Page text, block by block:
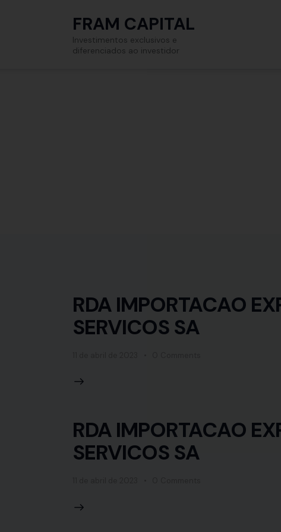
FRAM CAPITAL
Investimentos exclusivos e
diferenciados ao investidor
RDA IMPORTACAO
SERVICOS SA
RDA IMPORTACAO
SERVICOS SA